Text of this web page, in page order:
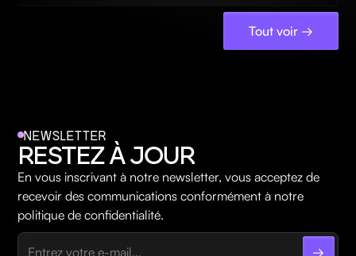
Tout voir →
NEWSLETTER
RESTEZ À JOUR
En vous inscrivant à notre newsletter, vous acceptez de
recevoir des communications conformément à notre
politique de confidentialité.